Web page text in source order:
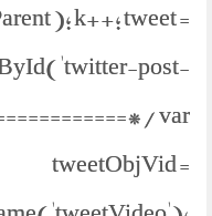
); k++; tweet =
post-
var
tweetObjVid =